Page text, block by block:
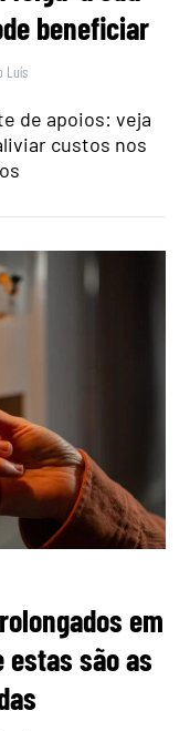
beneficiar
Luís
de apoios: veja
custos nos
em
estas são as